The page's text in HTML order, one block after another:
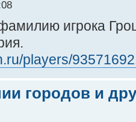
игрока
players/
городов и